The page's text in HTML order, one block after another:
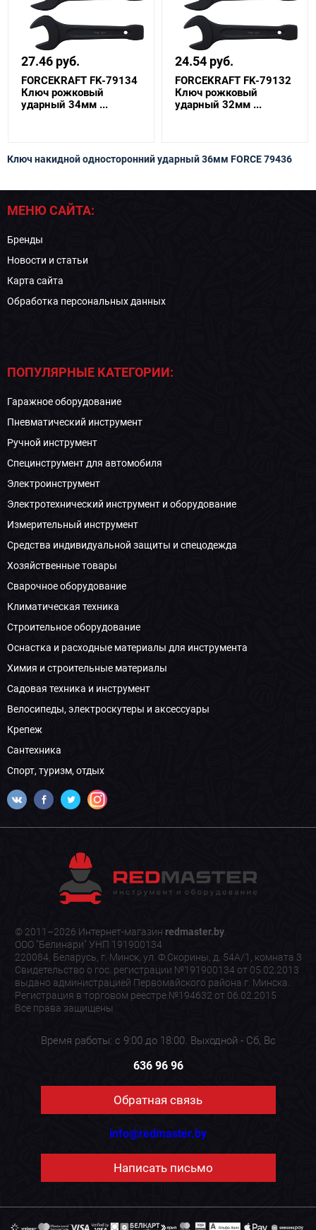
27.46 руб.
FORCEKRAFT FK-79134
Ключ рожковый
ударный 34мм ...
24.54 руб.
FORCEKRAFT FK-79132
Ключ рожковый
ударный 32мм ...
Ключ накидной односторонний ударный 36мм FORCE 79436
МЕНЮ САЙТА:
Бренды
Новости и статьи
Карта сайта
Обработка персональных данных
ПОПУЛЯРНЫЕ КАТЕГОРИИ:
Гаражное оборудование
Пневматический инструмент
Ручной инструмент
Специнструмент для автомобиля
Электроинструмент
Электротехнический инструмент и оборудование
Измерительный инструмент
Средства индивидуальной защиты и спецодежда
Хозяйственные товары
Сварочное оборудование
Климатическая техника
Строительное оборудование
Оснастка и расходные материалы для инструмента
Химия и строительные материалы
Садовая техника и инструмент
Велосипеды, электроскутеры и аксессуары
Крепеж
Сантехника
Спорт, туризм, отдых
© 2011–2026 Интернет-магазин redmaster.by.
ООО "Белинари" УНП 191900134
220084, Беларусь, г. Минск, ул. Ф.Скорины, д. 54А/1, комната 3
Свидетельство о гос. регистрации №191900134 от 05.02.2013
выдано администрацией Первомайского района г. Минска.
Регистрация в торговом реестре №194632 от 06.02.2015
Все права защищены
Время работы: с 9:00 до 18:00. Выходной - Сб, Вс
636 96 96
Обратная связь
info@redmaster.by
Написать письмо